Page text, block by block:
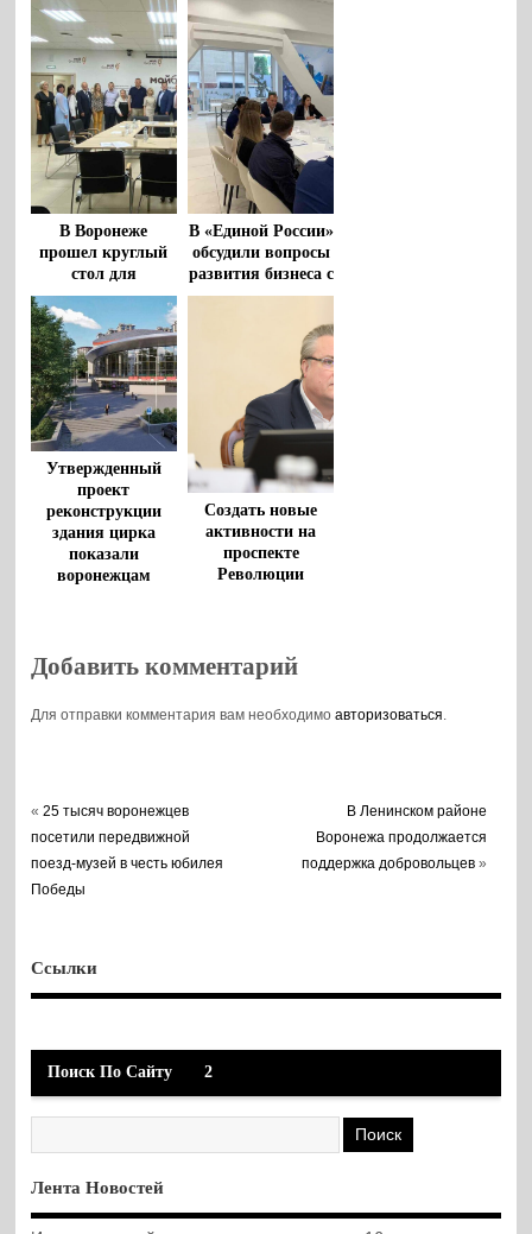
Воронежской
области
дополнительную
господдержку
предпринимательства
провел мэр
Воронежа Вадим
Кстенин
В Воронеже
прошел круглый
стол для
предпринимателей
В «Единой России»
обсудили вопросы
развития бизнеса с
представителями
сообщества
Утвержденный
проект
реконструкции
здания цирка
показали
воронежцам
Создать новые
активности на
проспекте
Революции
Вадим Кстенин
Добавить комментарий
Для отправки комментария вам необходимоавторизоваться.
«25 тысяч воронежцев
посетили передвижной
поезд-музей в честь юбилея
Победы
В Ленинском районе
Воронежа продолжается
поддержка добровольцев »
Ссылки
Поиск По Сайту 2
Лента Новостей